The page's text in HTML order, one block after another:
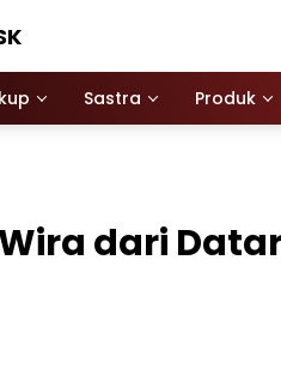
Sastra Produk
dari